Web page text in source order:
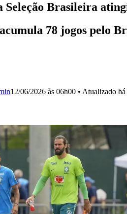
Seleção Brasileira
78 jogos pelo
12/06/2026 às 06h00 • Atualizado há